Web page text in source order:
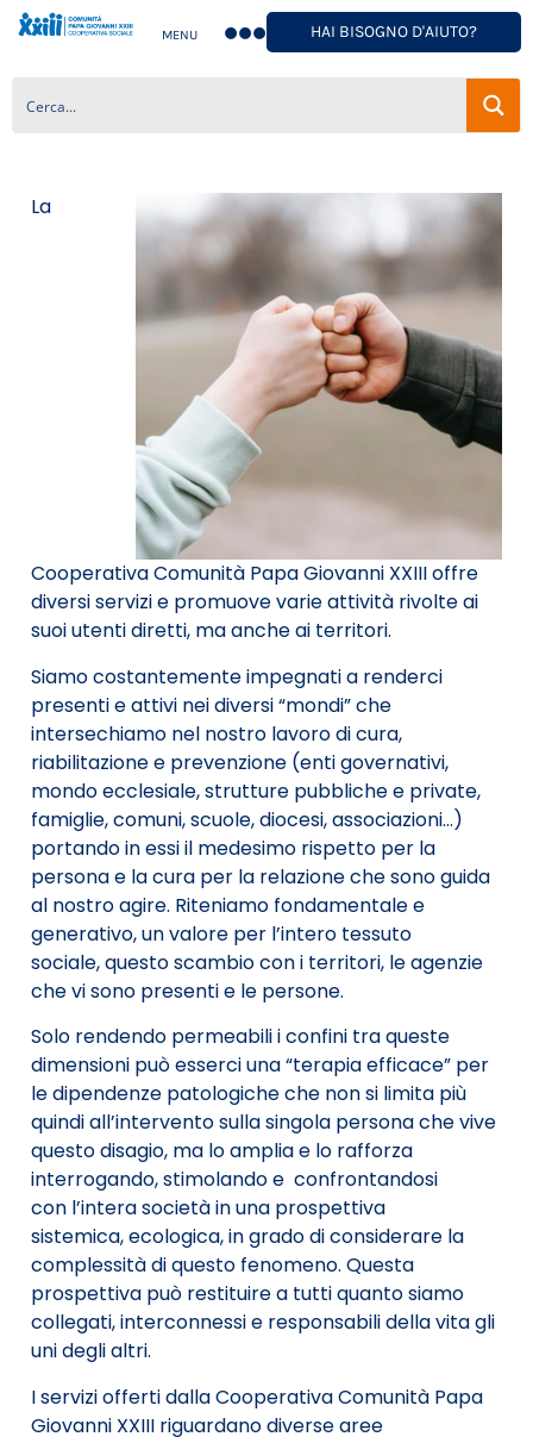
MENU HAI BISOGNO D'AIUTO?
La
Cooperativa Comunità Papa Giovanni XXIII offre
diversi servizi e promuove varie attività rivolte ai
suoi utenti diretti, ma anche ai territori.
Siamo costantemente impegnati a renderci
presenti e attivi nei diversi “mondi” che
intersechiamo nel nostro lavoro di cura,
riabilitazione e prevenzione (entigovernativi,
mondo ecclesiale, strutture pubbliche e private,
famiglie, comuni, scuole, diocesi, associazioni…)
portando in essi il medesimo rispetto per la
persona e la cura per la relazione che sono guida
al nostro agire. Riteniamo fondamentale e
generativo, un valore per l’intero tessuto
sociale,questo scambio con i territori, le agenzie
che vi sono presenti e le persone.
Solo rendendo permeabili i confini tra queste
dimensioni può esserci una “terapia efficace” per
le dipendenze patologiche che non si limita più
quindi all’intervento sulla singola persona che vive
questo disagio, ma lo amplia e lo rafforza
interrogando,stimolando e confrontandosi
con l’intera società in una prospettiva
sistemica,ecologica, in grado di considerare la
complessità di questo fenomeno. Questa
prospettiva può restituire a tutti quanto siamo
collegati, interconnessi e responsabili della vita gli
uni degli altri.
I servizi offerti dalla Cooperativa Comunità Papa
Giovanni XXIII riguardano diverse aree